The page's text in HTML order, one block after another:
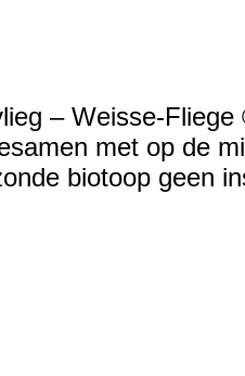
– Weisse-
met op de
biotoop geen